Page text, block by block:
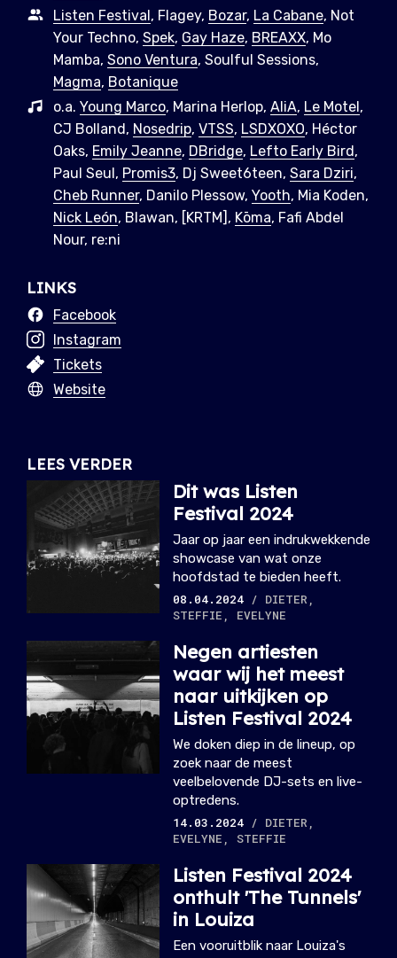
Listen Festival, Flagey, Bozar, La Cabane, Not
Your Techno, Spek, Gay Haze, BREAXX, Mo
Mamba, Sono Ventura, Soulful Sessions,
Magma, Botanique
o.a. Young Marco, Marina Herlop, AliA, Le Motel,
CJ Bolland, Nosedrip, VTSS, LSDXOXO, Héctor
Oaks, Emily Jeanne, DBridge, Lefto Early Bird,
Paul Seul, Promis3, Dj Sweet6teen, Sara Dziri,
Cheb Runner, Danilo Plessow, Yooth, Mia Koden,
Nick León, Blawan, [KRTM], Kōma, Fafi Abdel
Nour, re:ni
LINKS
Facebook
Instagram
Tickets
Website
LEES VERDER
Dit was Listen
Festival 2024
Jaar op jaar een indrukwekkende
showcase van wat onze
hoofdstad te bieden heeft.
08.04.2024 / DIETER,
STEFFIE, EVELYNE
Negen artiesten
waar wij het meest
naar uitkijken op
Listen Festival 2024
We doken diep in de lineup, op
zoek naar de meest
veelbelovende DJ-sets en live-
optredens.
14.03.2024 / DIETER,
EVELYNE, STEFFIE
Listen Festival 2024
onthult 'The Tunnels'
in Louiza
Een vooruitblik naar Louiza's